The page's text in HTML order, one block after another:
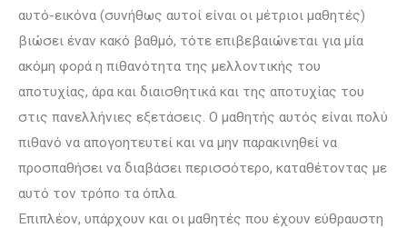
αυτό-εικόνα (συνήθως αυτοί είναι οι μέτριοι μαθητές)
βιώσει έναν κακό βαθμό, τότε επιβεβαιώνεται για μία
ακόμη φορά η πιθανότητα της μελλοντικής του
αποτυχίας, άρα και διαισθητικά και της αποτυχίας του
στις πανελλήνιες εξετάσεις. Ο μαθητής αυτός είναι πολύ
πιθανό να απογοητευτεί και να μην παρακινηθεί να
προσπαθήσει να διαβάσει περισσότερο, καταθέ­τοντας με
αυτό τον τρόπο τα όπλα.
Επιπλέον, υπάρχουν και οι μαθητές που έχουν εύθραυστη